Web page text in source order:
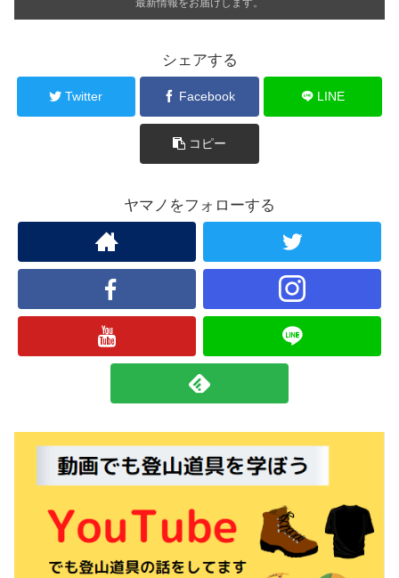
最新情報をお届けします。
シェアする
Twitter Facebook LINE
コピー
ヤマノをフォローする